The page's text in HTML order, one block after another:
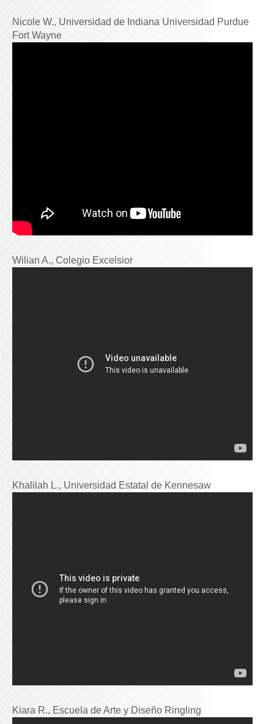
Nicole W., Universidad de Indiana Universidad Purdue
Fort Wayne
Wilian A., Colegio Excelsior
Khalilah L., Universidad Estatal de Kennesaw
Kiara R., Escuela de Arte y Diseño Ringling